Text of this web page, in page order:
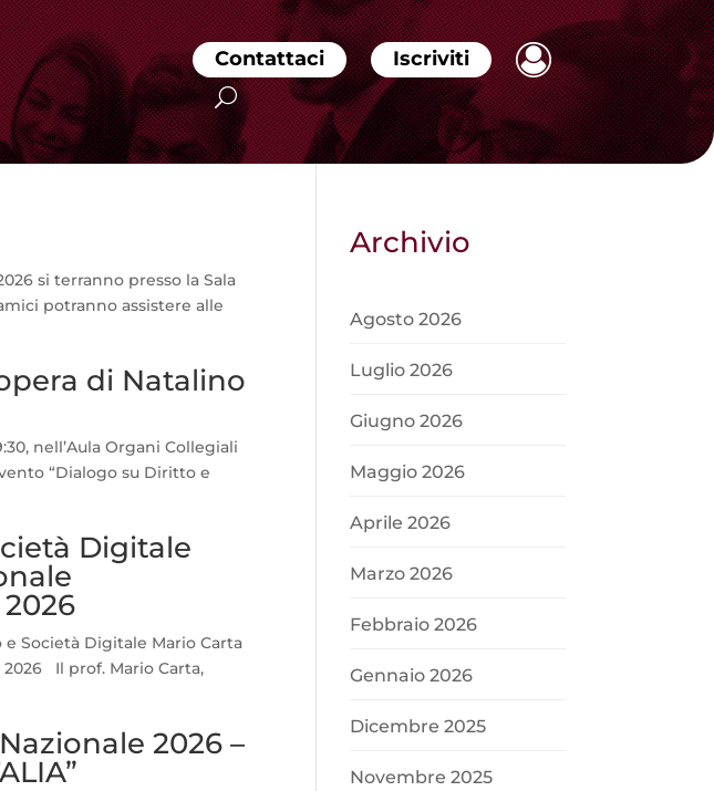
Contattaci Iscriviti
si terranno presso la Sala
potranno assistere alle
di Natalino
nell’Aula Organi Collegiali
“Dialogo su Diritto e
Digitale
Società Digitale Mario Carta
Il prof. Mario Carta,
2026 –
Archivio
Agosto 2026
Luglio 2026
Giugno 2026
Maggio 2026
Aprile 2026
Marzo 2026
Febbraio 2026
Gennaio 2026
Dicembre 2025
Novembre 2025